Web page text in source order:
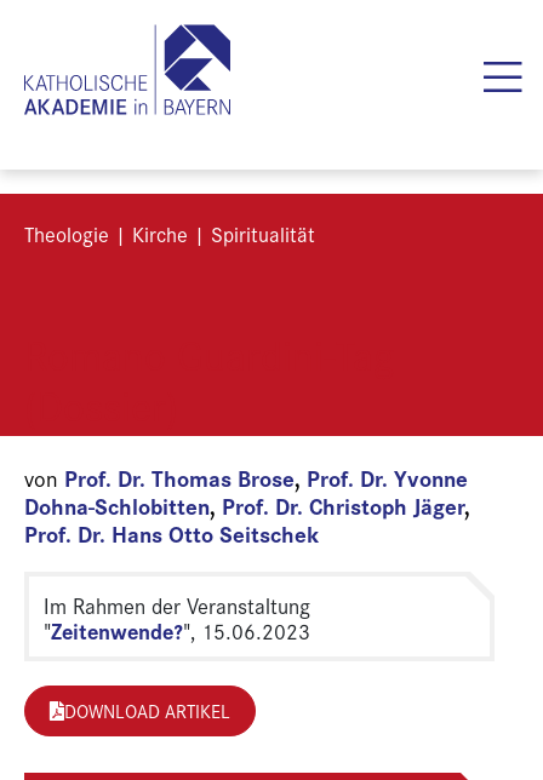
Theologie | Kirche | Spiritualität
von Prof. Dr. Thomas Brose, Prof. Dr. Yvonne
Dohna-Schlobitten, Prof. Dr. Christoph Jäger,
Prof. Dr. Hans Otto Seitschek
Im Rahmen der Veranstaltung
"Zeitenwende?", 15.06.2023
DOWNLOAD ARTIKEL